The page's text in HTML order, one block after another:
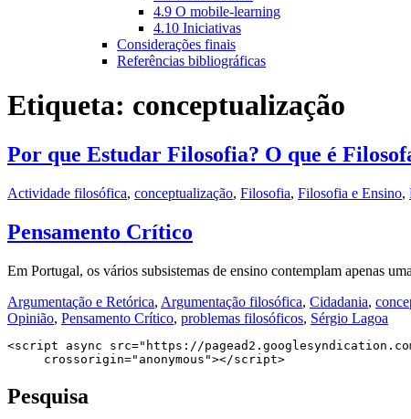
4.9 O mobile-learning
4.10 Iniciativas
Considerações finais
Referências bibliográficas
Etiqueta: conceptualização
Por que Estudar Filosofia? O que é
Actividade filosófica, conceptualização, Filosofia, Filosofia e Ensino,
Pensamento Crítico
Em Portugal, os vários subsistemas de ensino contemplam apenas
Argumentação e Retórica, Argumentação filosófica, Cidadania,
Opinião, Pensamento Crítico, problemas filosóficos, Sérgio Lagoa
<script async src="https://
     crossorigin="anonymous"></script>
Pesquisa